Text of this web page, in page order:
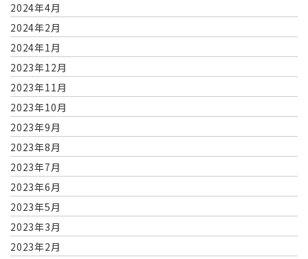
2024年4月
2024年2月
2024年1月
2023年12月
2023年11月
2023年10月
2023年9月
2023年8月
2023年7月
2023年6月
2023年5月
2023年3月
2023年2月